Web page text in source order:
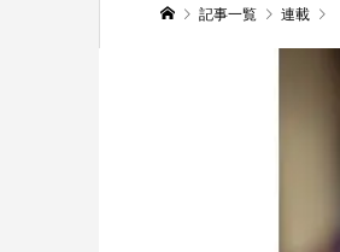
記事一覧 連載